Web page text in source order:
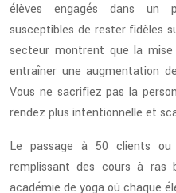
élèves engagés dans un
susceptibles de rester fidèles
secteur montrent que la
entraîner une augmentation
Vous ne sacrifiez pas la
rendez plus intentionnelle et
Le passage à 50 clients
remplissant des cours à ras
académie de yoga où chaque